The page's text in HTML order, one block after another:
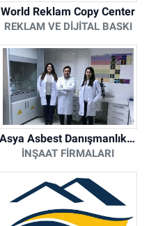
World Reklam Copy Center
REKLAM VE DIJITAL BASKI
Asya Asbest Danışmanlık - Asbest Söküm ve Asbest Raporu
İNŞAAT FIRMALARI